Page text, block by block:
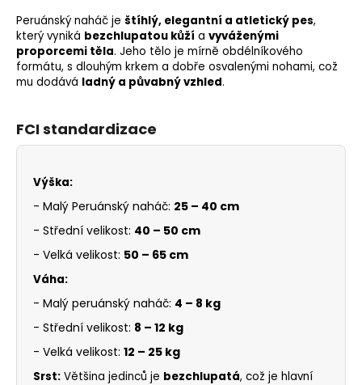
Peruánský naháč je štíhlý, elegantní a atletický pes,
který vyniká bezchlupatou kůží a vyváženými
proporcemi těla. Jeho tělo je mírně obdélníkového
formátu, s dlouhým krkem a dobře osvalenými nohami, což
mu dodává ladný a půvabný vzhled.
FCI standardizace
Výška:
- Malý Peruánský naháč: 25 – 40 cm
- Střední velikost: 40 – 50 cm
- Velká velikost: 50 – 65 cm
Váha:
- Malý peruánský naháč: 4 – 8 kg
- Střední velikost: 8 – 12 kg
- Velká velikost: 12 – 25 kg
Srst: Většina jedinců je bezchlupatá, což je hlavní